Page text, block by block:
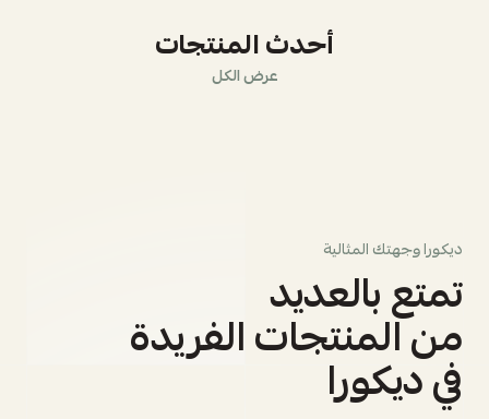
أحدث المنتجات
عرض الكل
ديكورا وجهتك المثالية
تمتع بالعديد
من المنتجات الفريدة
في ديكورا